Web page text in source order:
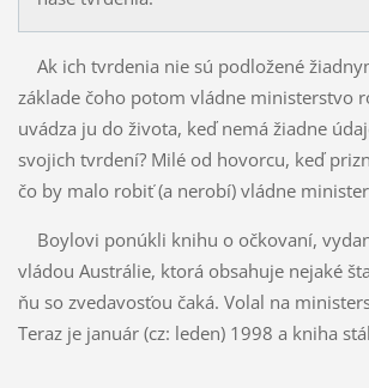
Ak ich tvrdenia nie sú podložené
základe čoho potom vládne ministerstvo
uvádza ju do života, keď nemá žiadne
svojich tvrdení? Milé od hovorcu, keď
čo by malo robiť (a nerobí) vládne
Boylovi ponúkli knihu o očkovaní,
vládou Austrálie, ktorá obsahuje nejaké
ňu so zvedavosťou čaká. Volal na
Teraz je január (cz: leden) 1998 a kniha